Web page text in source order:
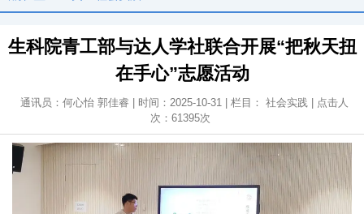
生科院青工部与达人学社联合开展“把秋天扭
在手心”志愿活动
通讯员：何心怡 郭佳睿 | 时间：2025-10-31 | 栏目： 社会实践| 点击人
次： 61395次